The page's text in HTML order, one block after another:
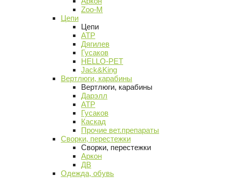
Zoo-M
Цепи
Цепи
АТР
Дягилев
Гусаков
HELLO-PET
Jack&King
Вертлюги, карабины
Вертлюги, карабины
Дарэлл
АТР
Гусаков
Каскад
Прочие вет.препараты
Сворки, перестежки
Сворки, перестежки
Аркон
ДВ
Одежда, обувь